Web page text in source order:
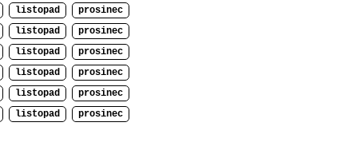
listopad
prosinec
listopad
prosinec
listopad
prosinec
listopad
prosinec
listopad
prosinec
listopad prosinec